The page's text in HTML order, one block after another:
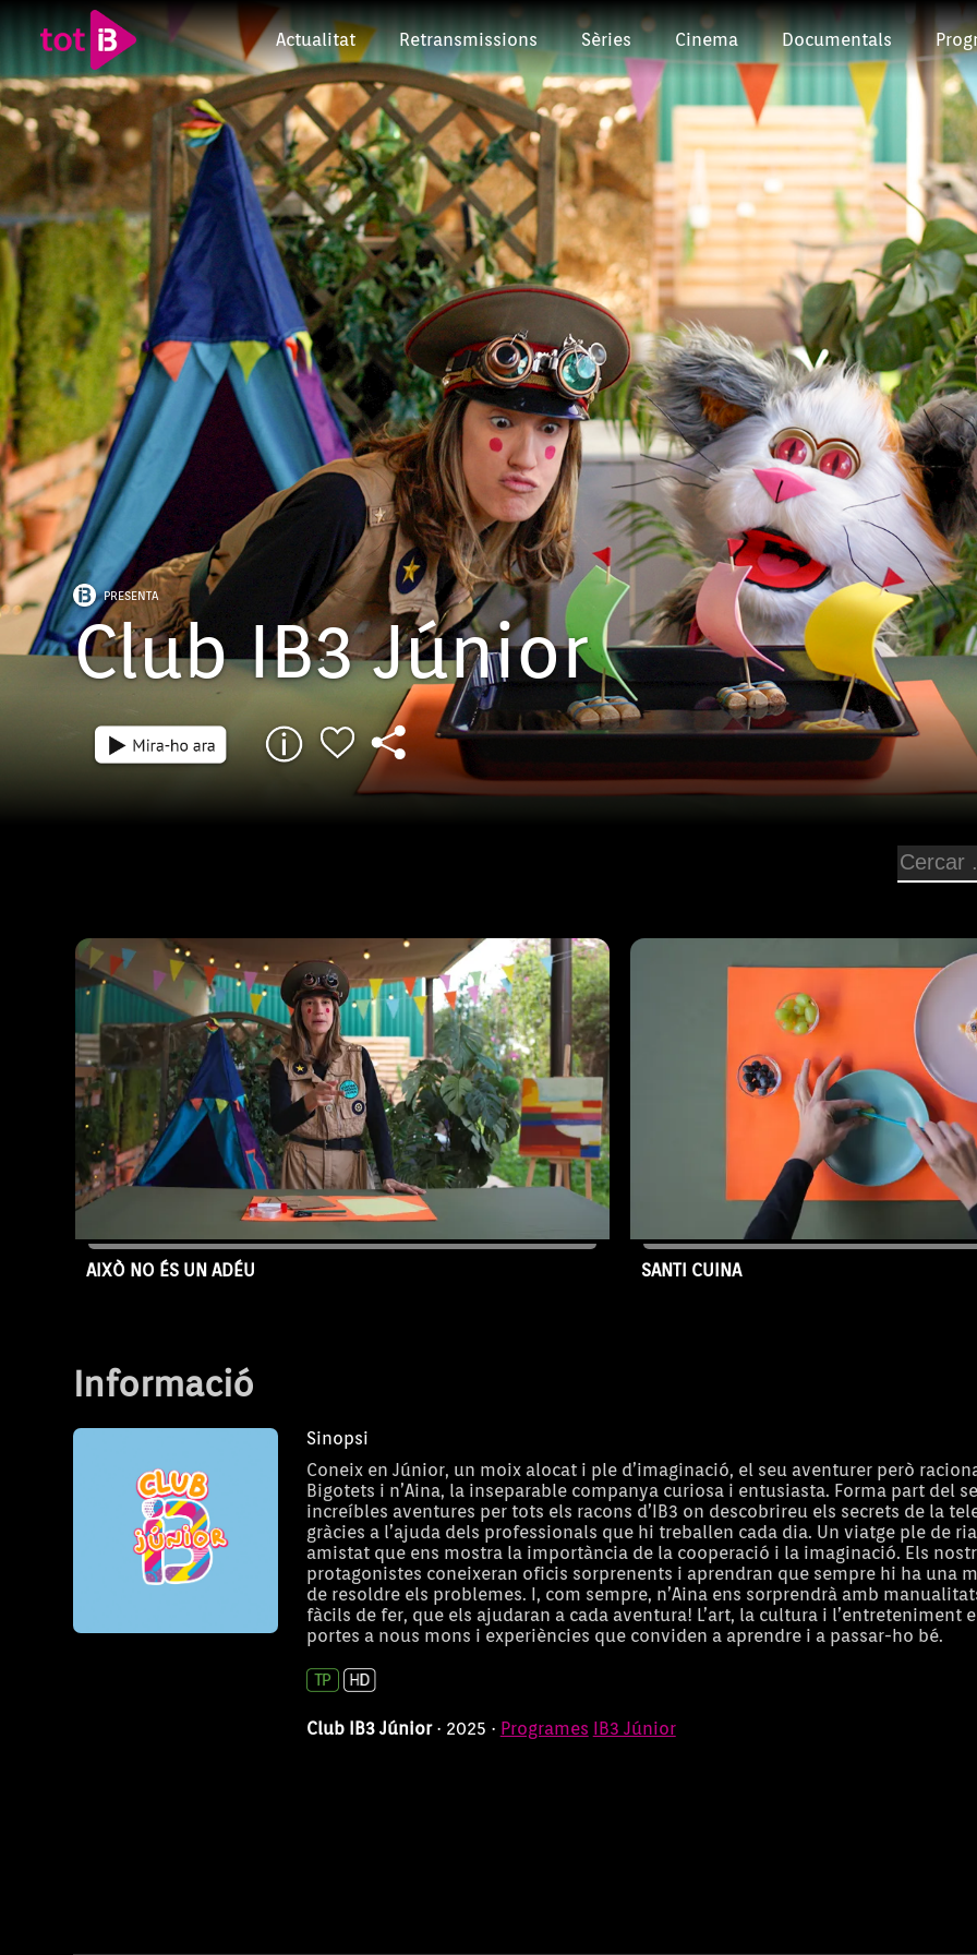
Actualitat Retransmissions Sèries Cinema Documentals
PRESENTA
Club IB3 Júnior
AIXÒ NO ÉS UN ADÉU
Episodi: CIBJ-20
els escenaris dels programes. Mentrestant, n'Aina farà
una manualitat molt especial: un marc de fotos per no
oblidar mai els moments compartits. Entre emocions,
bromes i confessions, els nostres amics descobriran
que el més important és seguir junts, encara que
cadascú faci el seu camí. I així, amb la il·lusió intacta,
tanquen aquesta etapa amb la mirada posada en noves
aventures que encara estan per arribar.
SANTI CUINA
Episodi: CIBJ-19
10 min
gent d'IB3 la seva amabilitat, i
gran dinar. N'Aina s'encarregarà de
acaba bé. Per sort, comptaran amb
xef Santi Taura, que intentarà
fogons i ensenyar-los a cuinar una
trempó. Bon profit!
Informació
Sinopsi
Coneix en Júnior, un moix alocat i ple d’imaginació, el seu aventurer però
Bigotets i n’Aina, la inseparable companya curiosa i entusiasta. Forma part del
increíbles aventures per tots els racons d’IB3 on descobrireu els secrets de la
gràcies a l’ajuda dels professionals que hi treballen cada dia. Un viatge ple de
amistat que ens mostra la importància de la cooperació i la imaginació. Els
protagonistes coneixeran oficis sorprenents i aprendran que sempre hi ha una
de resoldre els problemes. I, com sempre, n’Aina ens sorprendrà amb
fàcils de fer, que els ajudaran a cada aventura! L’art, la cultura i l’entreteniment
portes a nous mons i experiències que conviden a aprendre i a passar-ho bé.
Club IB3 Júnior · 2025 · Programes IB3 Júnior